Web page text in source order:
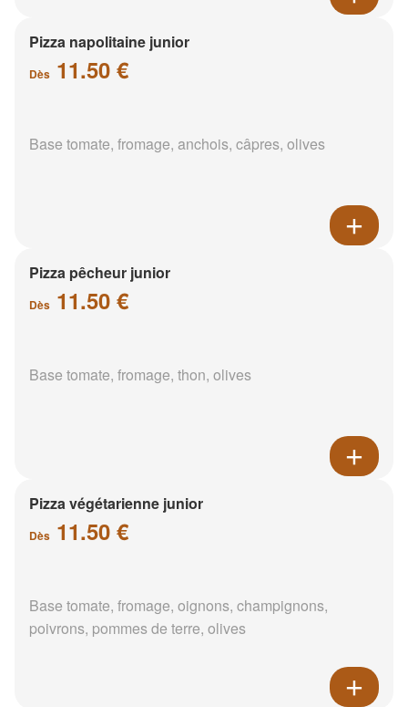
Pizza napolitaine junior
Dès 11.50 €
Base tomate, fromage, anchois, câpres, olives
Pizza pêcheur junior
Dès 11.50 €
Base tomate, fromage, thon, olives
Pizza végétarienne junior
Dès 11.50 €
Base tomate, fromage, oignons, champignons,
poivrons, pommes de terre, olives